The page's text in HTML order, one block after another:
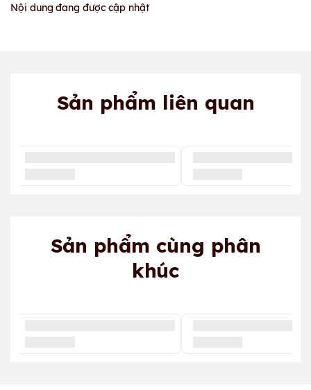
Nội dung đang được cập nhật
Sản phẩm liên quan
Sản phẩm cùng phân
khúc